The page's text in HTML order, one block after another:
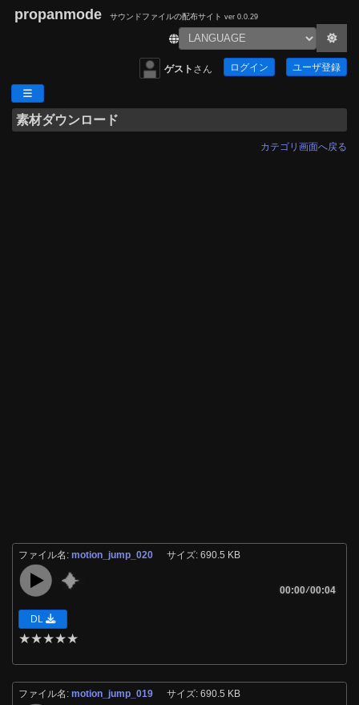
propanmode サウンドファイルの配布サイト ver 0.0.29
ゲスト さん ログイン ユーザ登録
素材ダウンロード
カテゴリ画面へ戻る
ファイル名:motion_jump_020 サイズ: 690.5 KB
00:00/00:04
DL
★★★★★
ファイル名:motion_jump_019 サイズ: 690.5 KB